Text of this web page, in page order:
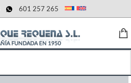
601 257 265